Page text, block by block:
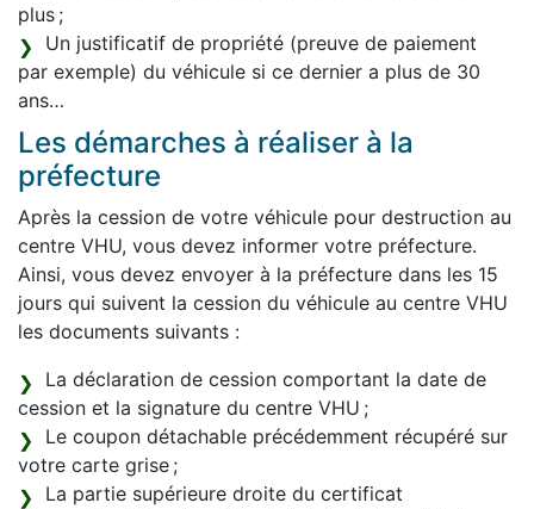
plus ;
Un justificatif de propriété (preuve de paiement
par exemple) du véhicule si ce dernier a plus de 30
ans…
Les démarches à réaliser à la
préfecture
Après la cession de votre véhicule pour destruction au
centre VHU, vous devez informer votre préfecture.
Ainsi, vous devez envoyer à la préfecture dans les 15
jours qui suivent la cession du véhicule au centre VHU
les documents suivants :
La déclaration de cession comportant la date de
cession et la signature du centre VHU ;
Le coupon détachable précédemment récupéré sur
votre carte grise ;
La partie supérieure droite du certificat